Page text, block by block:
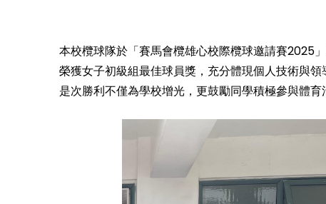
本校欖球隊於「賽馬會欖雄心校際欖球邀請賽2025
榮獲女子初級組最佳球員獎，充分體現個人技術與領
是次勝利不僅為學校增光，更鼓勵同學積極參與體